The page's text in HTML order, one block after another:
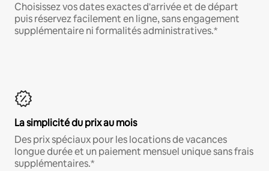
Choisissez vos dates exactes d'arrivée et de départ
puis réservez facilement en ligne, sans engagement
supplémentaire ni formalités administratives.*
La simplicité du prix au mois
Des prix spéciaux pour les locations de vacances
longue durée et un paiement mensuel unique sans frais
supplémentaires.*